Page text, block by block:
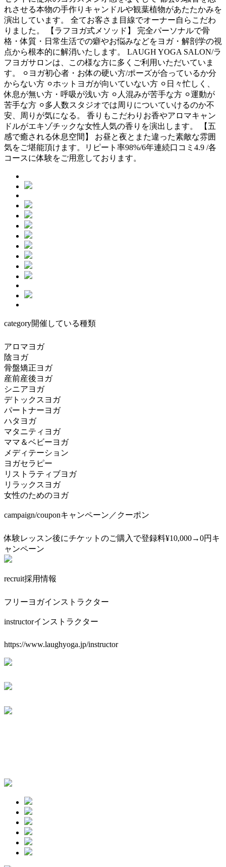
れさせる本物の手作りキャンドルや観葉植物があたたかみを
演出しています。 全てお客さま目線でオーナー自らこだわ
りました。 【ラフヨガ式メソッド】 完全パーソナルで骨
格・体質・日常生活での癖やお悩みなどをヨガ・解剖学の視
点から根本的に解消いたします。 LAUGH YOGA SALON/ラ
フヨガサロンは、この様な方に多くご利用いただいていま
す。 ⚪︎ヨガ初心者・お体の硬い方/ポーズが合っているか分
からない方 ⚪︎ホットヨガが向いていない方 ⚪︎日々忙しく、
休息が無い方・呼吸が浅い方 ⚪︎人混みが苦手な方 ⚪︎運動が
苦手な方 ⚪︎多人数スタジオでは周りについていけるのか不
安、周りが気になる。 香りもこだわりお香やアロマキャン
ドルがエキゾチックな女性人気の香りを演出します。 【五
感で癒される休息空間】 お昼と夜とまた違った素敵な雰囲
気をご堪能頂けます。リピート率98%/6年連続口コミ4.9 /各
コースに体験をご用意しております。
category開催している種類
アロマヨガ
陰ヨガ
骨盤矯正ヨガ
産前産後ヨガ
シニアヨガ
デトックスヨガ
パートナーヨガ
ハタヨガ
マタニティヨガ
ママ＆ベビーヨガ
メディテーション
ヨガセラピー
リストラティブヨガ
リラックスヨガ
女性のためのヨガ
campaign/couponキャンペーン／クーポン
体験レッスン後にチケットのご購入で登録料¥10,000→0円キ
ャンペーン
recruit採用情報
フリーヨガインストラクター
instructorインストラクター
https://www.laughyoga.jp/instructor